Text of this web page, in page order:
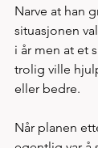
Narve at han
situasjonen
i år men at et
trolig ville
eller bedre.
Når planen